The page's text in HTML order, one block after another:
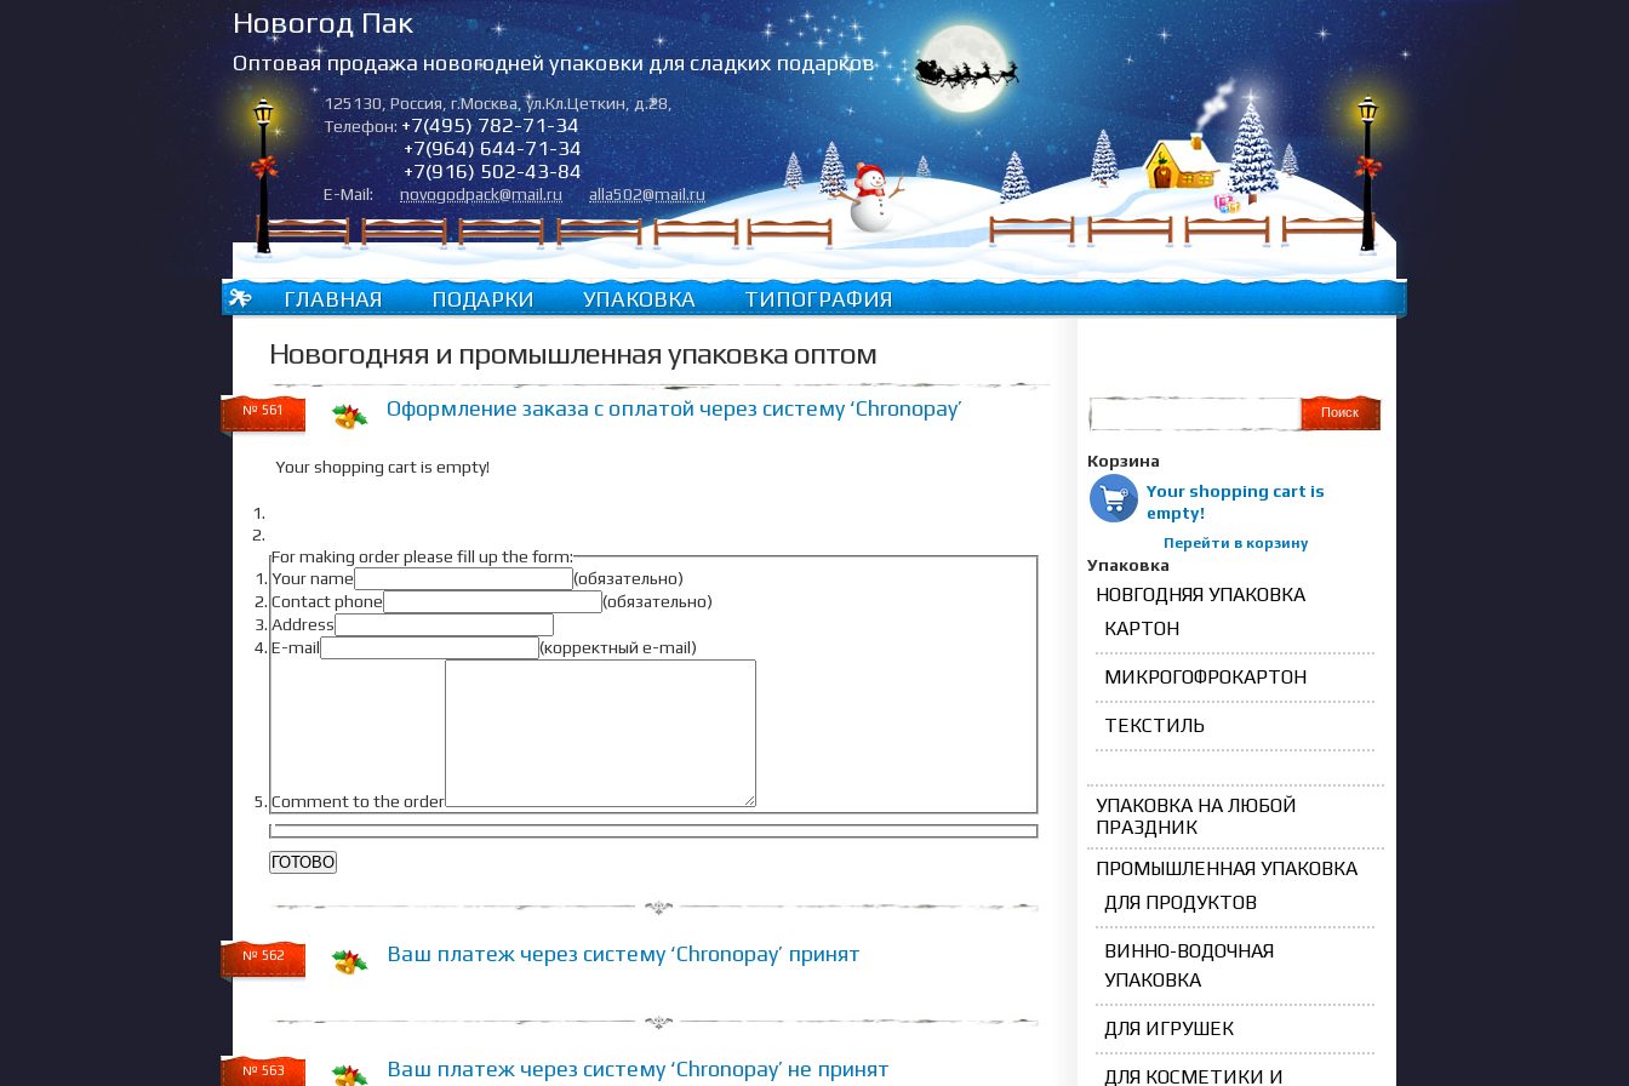
Новогод Пак
Оптовая продажа новогодней упаковки для сладких подарков
125130,Россия,г.Москва,ул.Кл.Цеткин, д.28
Телефон: +7(495) 782-71-34
+7(964) 644-71-34
+7(916) 502-43-84
E-Mail: novogodpack@mail.ru alla502@mail.ru
ГЛАВНАЯ ПОДАРКИ УПАКОВКА ТИПОГРАФИЯ
Новогодняя и промышленная упаковка оптом
№ 561 Оформление заказа с оплатой через систему ‘Chronopay’
Your shopping cart is empty!
For making order please fill up the form:
Your name
(обязательно)
Contact phone
(обязательно)
Address
E-mail
(корректный e-mail)
Comment to the order
№ 562 Ваш платеж через систему ‘Chronopay’ принят
№ 563 Ваш платеж через систему ‘Chronopay’ не принят
Корзина
Your shopping cart is
empty!
Перейти в корзину
Упаковка
НОВГОДНЯЯ УПАКОВКА
КАРТОН
МИКРОГОФРОКАРТОН
ТЕКСТИЛЬ
УПАКОВКА НА ЛЮБОЙ
ПРАЗДНИК
ПРОМЫШЛЕННАЯ УПАКОВКА
ДЛЯ ПРОДУКТОВ
ВИННО-ВОДОЧНАЯ
УПАКОВКА
ДЛЯ ИГРУШЕК
ДЛЯ КОСМЕТИКИ И